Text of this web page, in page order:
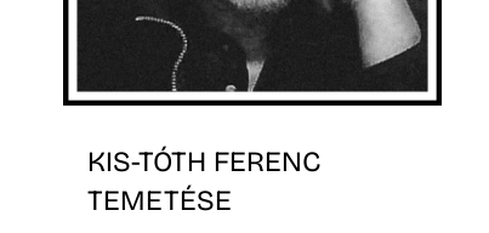
KIS-TÓTH FERENC
TEMETÉSE